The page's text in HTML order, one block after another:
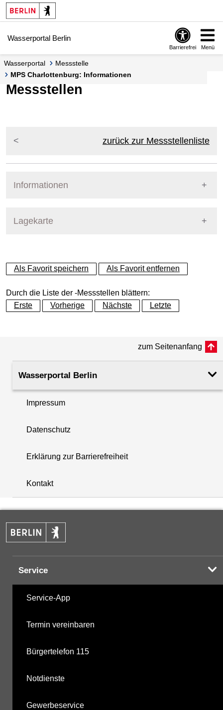
Springe zur Navigation
Springe zum Inhalt
Wasserportal Berlin
Barrierefrei Menü
Wasserportal
Messstelle
MPS Charlottenburg: Informationen
Messstellen
zurück zur Messstellenliste
Informationen
Messstellennummer
Gewässer Spree
Betreiber Land Berlin
Lagekarte
+
−
+
−
Als Favorit speichern Als Favorit entfernen
Durch die Liste der -Messstellen blättern:
Erste
Vorherige Nächste Letzte
zum Seitenanfang
Wasserportal Berlin
Impressum
Datenschutz
Erklärung zur Barrierefreiheit
Kontakt
Service
Service-App
Termin vereinbaren
Bürgertelefon 115
Notdienste
Gewerbeservice